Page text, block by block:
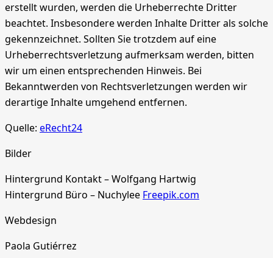
erstellt wurden, werden die Urheberrechte Dritter
beachtet. Insbesondere werden Inhalte Dritter als solche
gekennzeichnet. Sollten Sie trotzdem auf eine
Urheberrechtsverletzung aufmerksam werden, bitten
wir um einen entsprechenden Hinweis. Bei
Bekanntwerden von Rechtsverletzungen werden wir
derartige Inhalte umgehend entfernen.
Quelle: eRecht24
Bilder
Hintergrund Kontakt – Wolfgang Hartwig
Hintergrund Büro – Nuchylee Freepik.com
Webdesign
Paola Gutiérrez